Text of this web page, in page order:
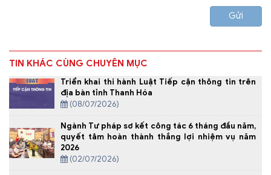
Gửi
TIN KHÁC CÙNG CHUYÊN MỤC
Triển khai thi hành Luật Tiếp cận thông tin trên
địa bàn tỉnh Thanh Hóa
(08/07/2026)
Ngành Tư pháp sơ kết công tác 6 tháng đầu năm,
quyết tâm hoàn thành thắng lợi nhiệm vụ năm
2026
(02/07/2026)